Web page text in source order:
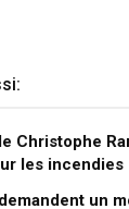
Christophe
les incendies
un